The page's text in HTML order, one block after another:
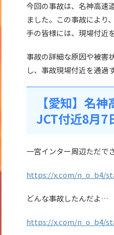
今回の事故は、名神高速
ました。この事故により
手の皆様には、現場付近
事故の詳細な原因や被害
し、事故現場付近を通過
【愛知】名
JCT付近8月7
一宮インター周辺ただで
https://x.com/n_o_b4/
どんな事故したんだよ…
https://x.com/n_o_b4/